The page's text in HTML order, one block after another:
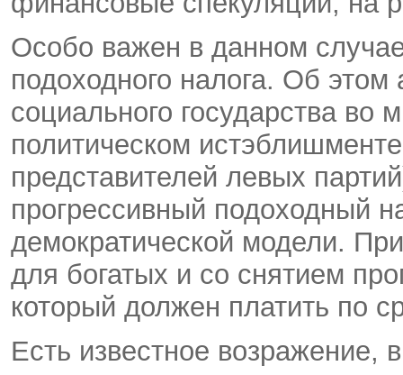
Особо важен в данном
подоходного налога. Об
социального государства во
политическом
представителей левых
прогрессивный подоходный
демократической модели.
для богатых и со снятием
который должен платить по
Есть известное возражение,